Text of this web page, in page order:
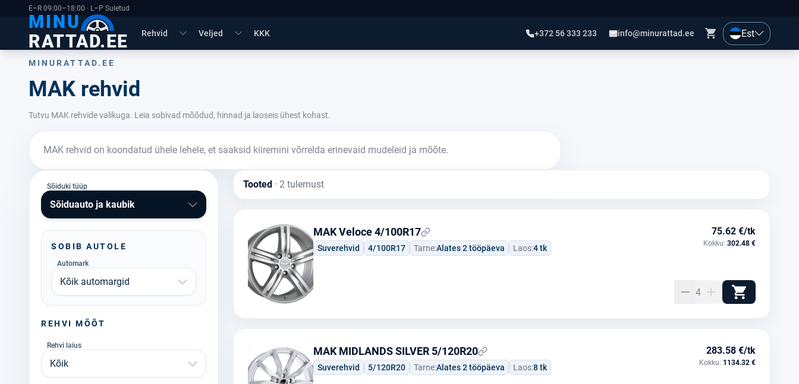
E–R 09:00–18:00 · L–P Suletud
MINU
RATTAD.EE
Rehvid Veljed KKK +372 56 333 233 info@minurattad.ee Est
MINURATTAD.EE
MAK rehvid
Tutvu MAK rehvide valikuga. Leia sobivad mõõdud, hinnad ja laoseis ühest kohast.
MAK rehvid on koondatud ühele lehele, et saaksid kiiremini võrrelda erinevaid mudeleid ja mõõte.
Sõiduki tüüp
Sõiduauto ja kaubik
SOBIB AUTOLE
Automark
Kõik automargid
REHVI MÕÕT
Rehvi laius
Kõik
Tooted · 2 tulemust
MAK Veloce 4/100R17
Suverehvid 4/100R17 Tarne:Alates 2 tööpäeva Laos:4 tk
75.62 €/tk
Kokku: 302.48 €
4
MAK MIDLANDS SILVER 5/120R20
Suverehvid 5/120R20 Tarne:Alates 2 tööpäeva Laos:8 tk
283.58 €/tk
Kokku: 1134.32 €